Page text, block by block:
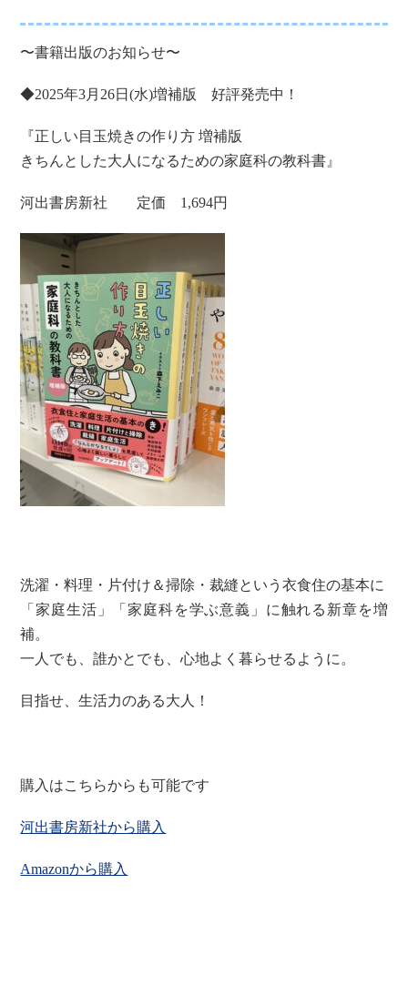
〜書籍出版のお知らせ〜
◆2025年3月26日(水)増補版 好評発売中！
『正しい目玉焼きの作り方 増補版
きちんとした大人になるための家庭科の教科書』
河出書房新社 定価 1,694円
洗濯・料理・片付け＆掃除・裁縫という衣食住の基本に
「家庭生活」「家庭科を学ぶ意義」に触れる新章を増
補。
一人でも、誰かとでも、心地よく暮らせるように。
目指せ、生活力のある大人！
購入はこちらからも可能です
河出書房新社から購入
Amazonから購入